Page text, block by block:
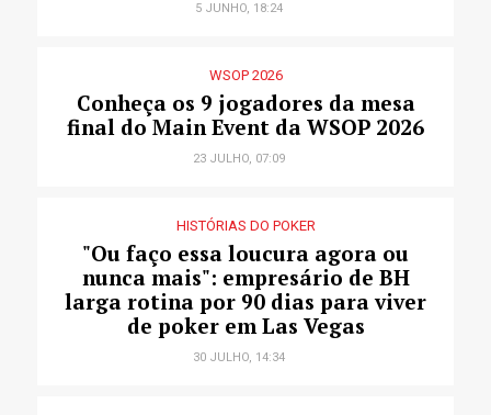
5 JUNHO, 18:24
WSOP 2026
Conheça os 9 jogadores da mesa
final do Main Event da WSOP 2026
23 JULHO, 07:09
HISTÓRIAS DO POKER
"Ou faço essa loucura agora ou
nunca mais": empresário de BH
larga rotina por 90 dias para viver
de poker em Las Vegas
30 JULHO, 14:34